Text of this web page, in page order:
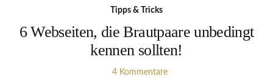
Tipps & Tricks
6 Webseiten, die Brautpaare unbedingt
kennen sollten!
4 Kommentare